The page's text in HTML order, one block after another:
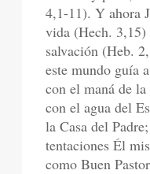
4,1-11). Y ahora
vida (Hech. 3,15)
salvación (Heb.
este mundo guía
con el maná de
con el agua del
la Casa del
tentaciones Él
como Buen